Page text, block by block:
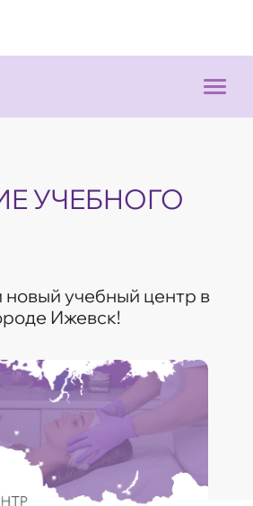
УЧЕБНОГО
учебный центр в
Ижевск!